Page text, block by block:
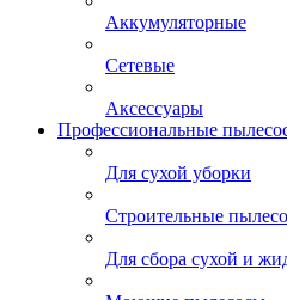
Аккумуляторные
Сетевые
Аксессуары
Профессиональные
Для сухой уборки
Строительные
Для сбора сухой и